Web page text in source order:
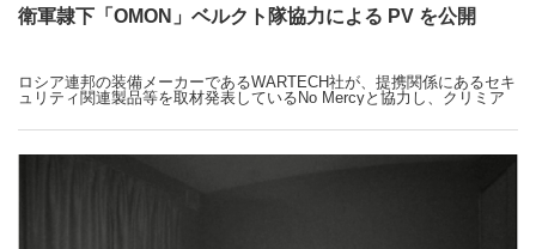
衛軍隷下「OMON」ベルクト隊協力による PV を公開
ロシア連邦の装備メーカーであるWARTECH社が、提携関係にあるセキ
ュリティ関連製品等を取材発表しているNo Mercyと協力し、クリミア
の機動隊に相当する暴徒鎮圧部隊）」ベルクト（BERKUT）隊協力の
ば、ベルクト隊に同社のプレートキャリアTv-103とTV-106 ベルト、ア